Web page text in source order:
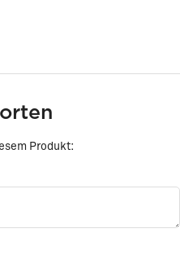
Produkt: